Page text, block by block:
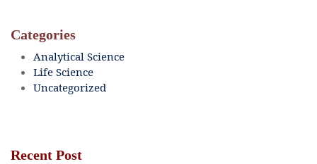
Categories
Analytical Science
Life Science
Uncategorized
Recent Post